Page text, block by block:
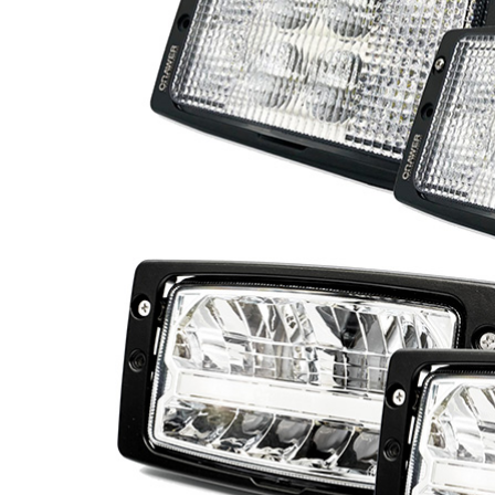
Feux arrière LED
ampoules
Feux de position et
de gabarit LED
Clignotants
gyrophares
Packs promotionnels
Éclairage
bâtiments